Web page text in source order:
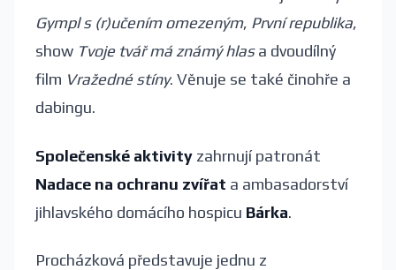
Gympl s (r)učením omezeným, První republika,
show Tvoje tvář má známý hlasa dvoudílný
film Vražedné stíny. Věnuje se také činohře a
dabingu.
Společenské aktivity zahrnují patronát
Nadace na ochranu zvířat a ambasadorství
jihlavského domácího hospicu Bárka.
Procházková představuje jednu z